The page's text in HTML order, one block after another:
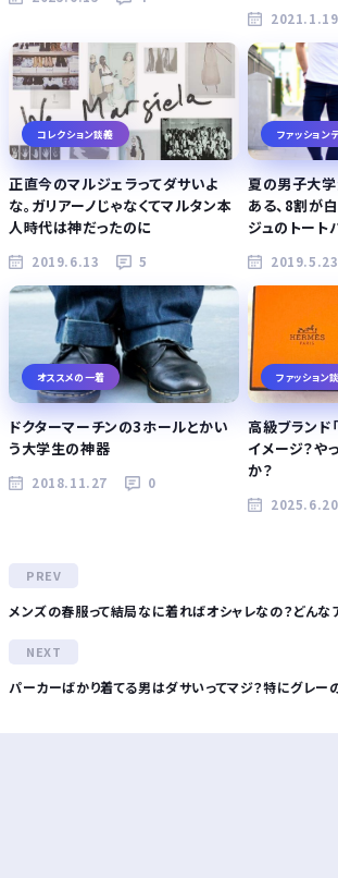
2021.1.19
コレクション談義
正直今のマルジェラってダサいよ
な。ガリアーノじゃなくてマルタン本
人時代は神だったのに
2019.6.13 5
ファッション
夏の男子大学
ある、8割が
ジュのトート
2019.5.23
オススメの一着
ドクターマーチンの3ホールとかい
う大学生の神器
2018.11.27 0
ファッション
高級ブランド
イメージ？や
か？
2025.6.20
メンズの春服って結局なに着ればオシャレなの？どんな
パーカーばかり着てる男はダサいってマジ？特にグレー